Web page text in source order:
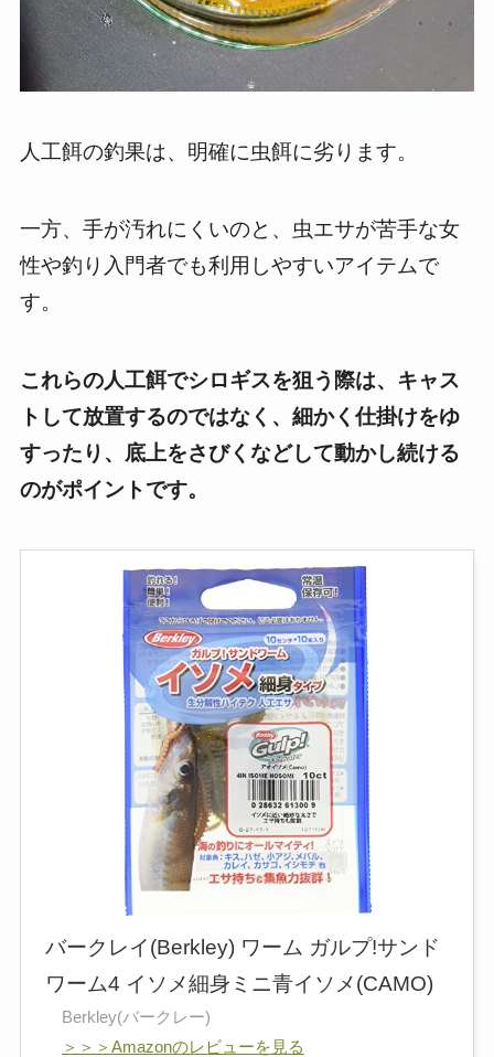
人工餌の釣果は、明確に虫餌に劣ります。
一方、手が汚れにくいのと、虫エサが苦手な女
性や釣り入門者でも利用しやすいアイテムで
す。
これらの人工餌でシロギスを狙う際は、キャス
トして放置するのではなく、細かく仕掛けをゆ
すったり、底上をさびくなどして動かし続ける
のがポイントです。
バークレイ(Berkley) ワーム ガルプ!サンド
ワーム4 イソメ細身ミニ青イソメ(CAMO)
Berkley(バークレー)
＞＞＞Amazonのレビューを見る